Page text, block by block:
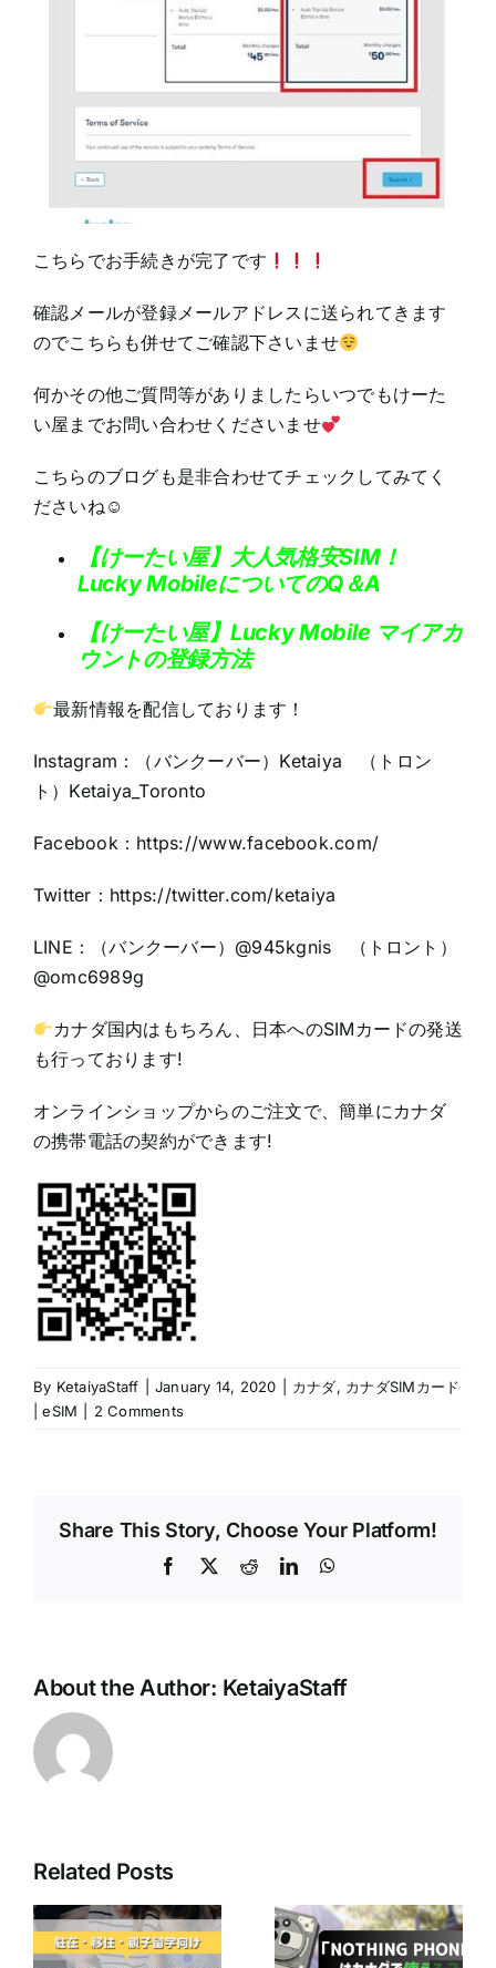
こちらでお手続きが完了です
確認メールが登録メールアドレスに送られてきます
のでこちらも併せてご確認下さいませ
何かその他ご質問等がありましたらいつでもけーた
い屋までお問い合わせくださいませ
こちらのブログも是非合わせてチェックしてみてく
ださいね☺
【けーたい屋】大人気格安SIM！
Lucky MobileについてのQ＆A
【けーたい屋】Lucky Mobile マイアカ
ウントの登録方法
最新情報を配信しております！
Instagram：（バンクーバー）Ketaiya （トロン
ト）Ketaiya_Toronto
Facebook：https://www.facebook.com/
Twitter：https://twitter.com/ketaiya
LINE：（バンクーバー）@945kgnis （トロント）
@omc6989g
カナダ国内はもちろん、日本へのSIMカードの発送
も行っております!
オンラインショップからのご注文で、簡単にカナダ
の携帯電話の契約ができます!
By KetaiyaStaff January 14, 2020 カナダ, カナダSIMカード
| eSIM
2 Comments
Share This Story, Choose Your Platform!
Facebook
X RedditLinkedIn
About the Author: KetaiyaStaff
Related Posts
最近人気の
「Nothing
Bell Mobilityユ